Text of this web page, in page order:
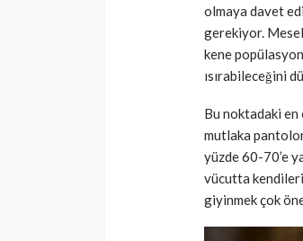
olmaya davet
gerekiyor.
kene
ısırabileceğini
Bu noktadaki
mutlaka
yüzde 60-70’e
vücutta
giyinmek çok